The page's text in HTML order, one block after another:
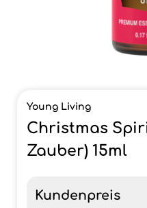
Young Living
Christmas
Zauber) 15ml
Kundenpreis